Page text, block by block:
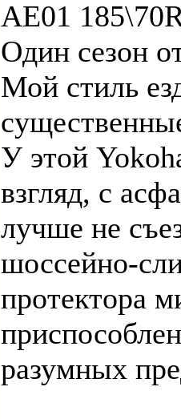
AE01
Один сезон
Мой стиль
У этой
взгляд, с
лучше не
шоссейно-
протектора
разумных